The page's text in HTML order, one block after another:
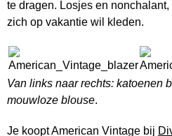
te dragen. Losjes en
zich op vakantie wil kleden.
Van links naar rechts: katoenen
mouwloze blouse.
Je koopt American Vintage bij